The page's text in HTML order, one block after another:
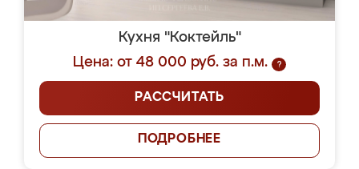
Кухня "Коктейль"
Цена: от 48 000 руб. за п.м.
?
РАССЧИТАТЬ
ПОДРОБНЕЕ